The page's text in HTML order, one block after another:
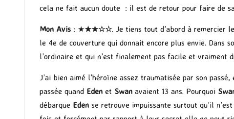
cela ne fait aucun doute : il est de retour pour faire de
Mon Avis : ★★★☆☆. Je tiens tout d’abord à remercier
le 4e de couverture qui donnait encore plus envie. Dans
l’ordinaire et qui n’est finalement pas facile et vraiment
J’ai bien aimé l’héroïne assez traumatisée par son
passée quand Eden et Swan avaient 13 ans. Pourquoi
débarque Eden se retrouve impuissante surtout qu’il